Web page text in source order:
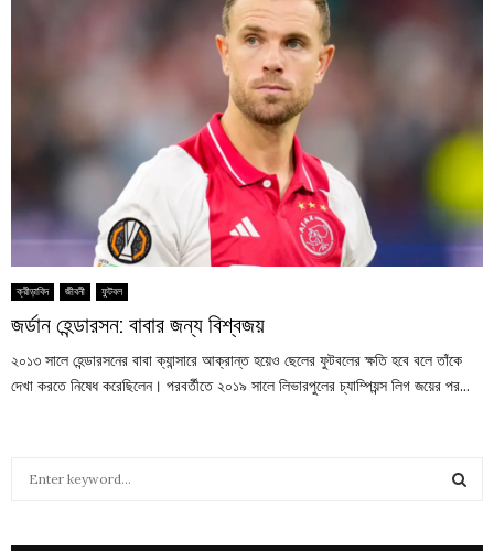
ক্রীড়াবিদ জীবনী ফুটবল
জর্ডান হেন্ডারসন: বাবার জন্য বিশ্বজয়
২০১৩ সালে হেন্ডারসনের বাবা ক্যান্সারে আক্রান্ত হয়েও ছেলের ফুটবলের ক্ষতি হবে বলে তাঁকে
দেখা করতে নিষেধ করেছিলেন। পরবর্তীতে ২০১৯ সালে লিভারপুলের চ্যাম্পিয়ন্স লিগ জয়ের পর...